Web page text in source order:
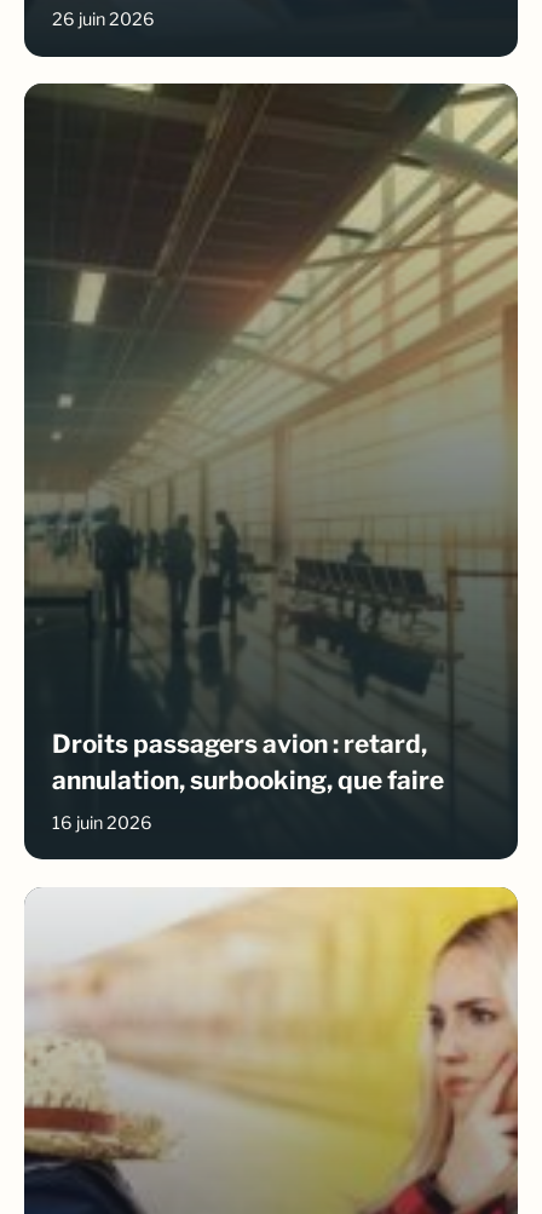
26 juin 2026
Droits passagers avion : retard,
annulation, surbooking, que faire
16 juin 2026